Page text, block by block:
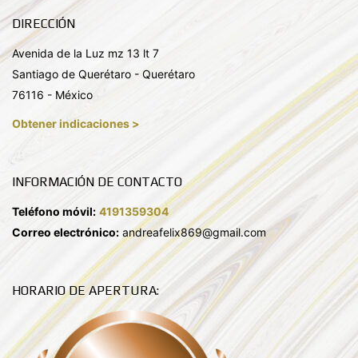
DIRECCIÓN
Avenida de la Luz mz 13 lt 7
Santiago de Querétaro - Querétaro
76116 - México
Obtener indicaciones >
INFORMACIÓN DE CONTACTO
Teléfono móvil: 4191359304
Correo electrónico: andreafelix869@gmail.com
HORARIO DE APERTURA: